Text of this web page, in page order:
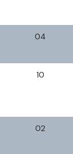
04
10
02